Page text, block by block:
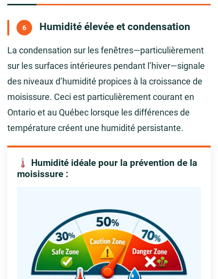
6 Humidité élevée et condensation
La condensation sur les fenêtres—particulièrement
sur les surfaces intérieures pendant l’hiver—signale
des niveaux d’humidité propices à la croissance de
moisissure. Ceci est particulièrement courant en
Ontario et au Québec lorsque les différences de
température créent une humidité persistante.
🌡️ Humidité idéale pour la prévention de la
moisissure :